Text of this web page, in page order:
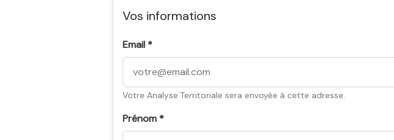
Vos informations
Email *
Votre Analyse Territoriale sera envoyée à cette adresse.
Prénom *